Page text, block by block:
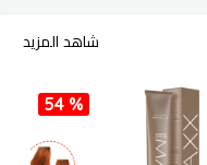
شاهد المزيد
54 %